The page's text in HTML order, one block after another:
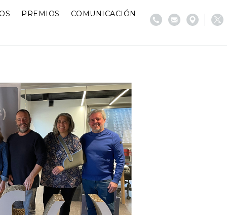
PREMIOS COMUNICACIÓN